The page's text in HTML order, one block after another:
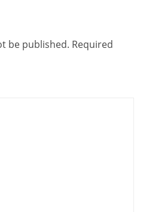
be published. Required